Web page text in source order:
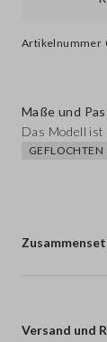
Artikelnummer
Maße und
Das Modell ist
GEFLOCHTEN
Versand und